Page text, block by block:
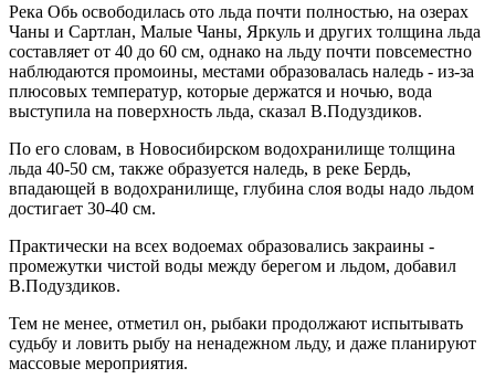
Река Обь освободилась ото льда почти полностью, на озерах
Чаны и Сартлан, Малые Чаны, Яркуль и других толщина льда
составляет от 40 до 60 см, однако на льду почти повсеместно
наблюдаются промоины, местами образовалась наледь - из-за
плюсовых температур, которые держатся и ночью, вода
выступила на поверхность льда, сказал В.Подуздиков.
По его словам, в Новосибирском водохранилище толщина
льда 40-50 см, также образуется наледь, в реке Бердь,
впадающей в водохранилище, глубина слоя воды надо льдом
достигает 30-40 см.
Практически на всех водоемах образовались закраины -
промежутки чистой воды между берегом и льдом, добавил
В.Подуздиков.
Тем не менее, отметил он, рыбаки продолжают испытывать
судьбу и ловить рыбу на ненадежном льду, и даже планируют
массовые мероприятия.